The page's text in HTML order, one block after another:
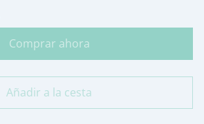
Comprar ahora
Añadir a la cesta